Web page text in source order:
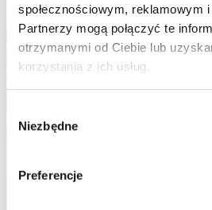
społecznościowym, reklamowym
Partnerzy mogą połączyć te
otrzymanymi od Ciebie lub
korzystania z ich usług.
zgody
Niezbędne
Preferencje